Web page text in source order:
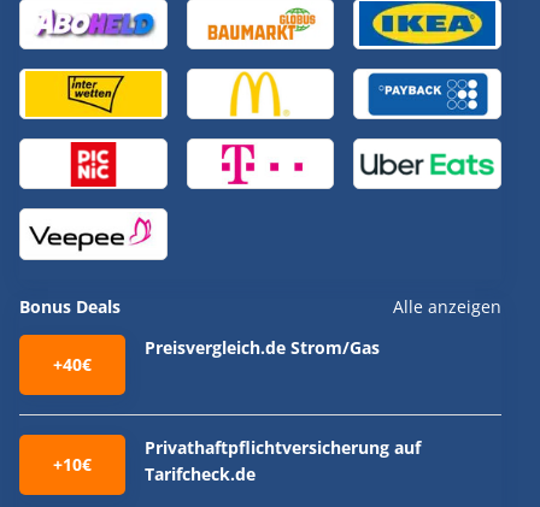
Bonus Deals Alle anzeigen
+40€
Preisvergleich.de Strom/Gas
+10€
Privathaftpflichtversicherung auf
Tarifcheck.de